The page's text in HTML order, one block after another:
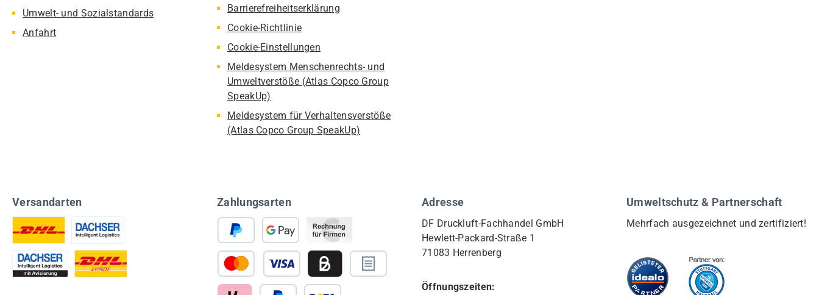
Umwelt- und Sozialstandards
Anfahrt
Barrierefreiheitserklärung
Cookie-Richtlinie
Cookie-Einstellungen
Meldesystem Menschenrechts- und
Umweltverstöße (Atlas Copco Group
SpeakUp)
Meldesystem für Verhaltensverstöße
(Atlas Copco Group SpeakUp)
Versandarten Zahlungsarten Adresse
DF Druckluft-Fachhandel GmbH
Hewlett-Packard-Straße 1
71083 Herrenberg
Öffnungszeiten:
Umweltschutz & Partnerschaft
Mehrfach ausgezeichnet und zertifiziert!